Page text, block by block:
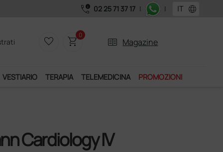
call_quality 02 25 71 37 17 | | language
favorite_border shopping_cart0
two_pager Magazine
VESTIARIO TERAPIA TELEMEDICINA PROMOZIONI
Cardiology IV